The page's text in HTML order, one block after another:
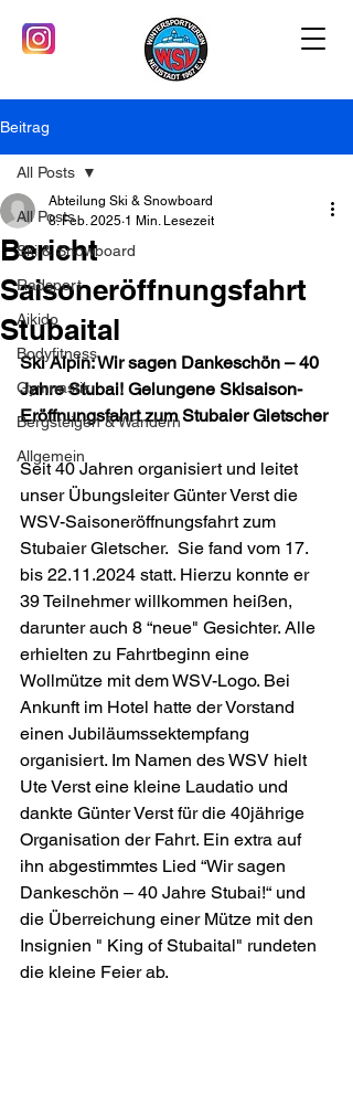
Beitrag
All Posts
Ski & Snowboard
Radsport
Aikido
Bodyfitness
Gymnastik
Bergsteigen & Wandern
Allgemein
All Posts
Bericht
Saisoneröffnungsfahrt
Stubaital
Abteilung Ski & Snowboard
8. Feb. 2025 1 Min. Lesezeit
Ski Alpin: Wir sagen Dankeschön – 40
Jahre Stubai! Gelungene Skisaison-
Eröffnungsfahrt zum Stubaier Gletscher
Seit 40 Jahren organisiert und leitet
unser Übungsleiter Günter Verst die
WSV-Saisoneröffnungsfahrt zum
Stubaier Gletscher. Sie fand vom 17.
bis 22.11.2024 statt. Hierzu konnte er
39 Teilnehmer willkommen heißen,
darunter auch 8 “neue" Gesichter. Alle
erhielten zu Fahrtbeginn eine
Wollmütze mit dem WSV-Logo. Bei
Ankunft im Hotel hatte der Vorstand
einen Jubiläumssektempfang
organisiert. Im Namen des WSV hielt
Ute Verst eine kleine Laudatio und
dankte Günter Verst für die 40jährige
Organisation der Fahrt. Ein extra auf
ihn abgestimmtes Lied “Wir sagen
Dankeschön – 40 Jahre Stubai!“ und
die Überreichung einer Mütze mit den
Insignien " King of Stubaital" rundeten
die kleine Feier ab.